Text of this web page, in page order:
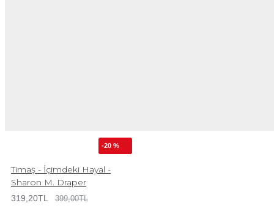
-20 %
Timaş - İçimdeki Hayal -
Sharon M. Draper
319,20TL 399,00TL